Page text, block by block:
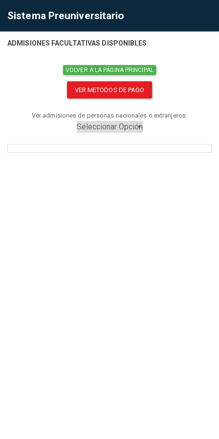
Sistema Preuniversitario
ADMISIONES FACULTATIVAS DISPONIBLES
VOLVER A LA PÁGINA PRINCIPAL
VER METODOS DE PAGO
Ver admisiones de personas nacionales o extranjeros: